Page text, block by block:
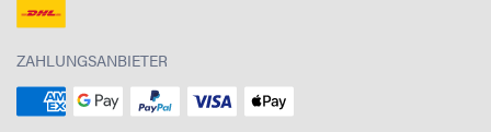
ZAHLUNGSANBIETER